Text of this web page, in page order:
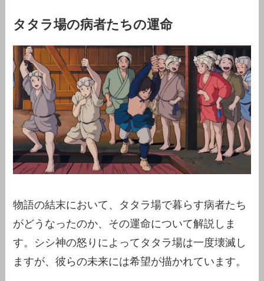
タタラ場の病者たちの運命
物語の結末において、タタラ場で暮らす病者たち
がどうなったのか、その運命について解説しま
す。シシ神の怒りによってタタラ場は一度壊滅し
ますが、彼らの未来には希望が描かれています。